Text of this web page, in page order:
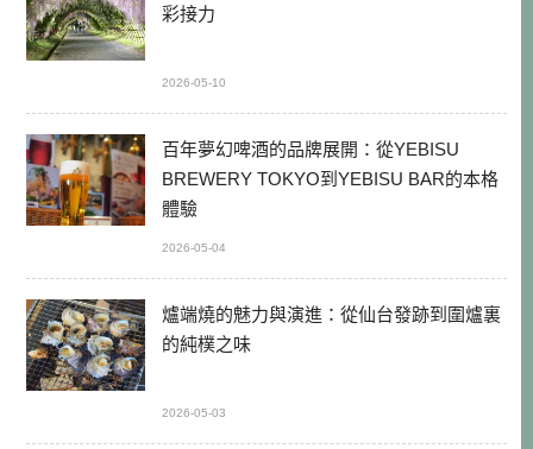
彩接力
2026-05-10
百年夢幻啤酒的品牌展開：從YEBISU
BREWERY TOKYO到YEBISU BAR的本格
體驗
2026-05-04
爐端燒的魅力與演進：從仙台發跡到圍爐裏
的純樸之味
2026-05-03